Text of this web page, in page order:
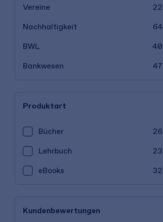
Vereine 22
Nachhaltigkeit 64
BWL 40
Bankwesen 47
Produktart
Bücher 26
Lehrbuch 23
eBooks 32
Kundenbewertungen